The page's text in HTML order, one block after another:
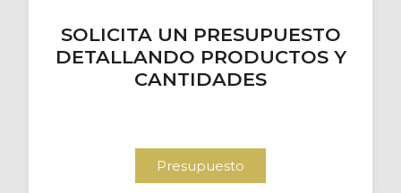
SOLICITA UN PRESUPUESTO
DETALLANDO PRODUCTOS Y
CANTIDADES
Presupuesto